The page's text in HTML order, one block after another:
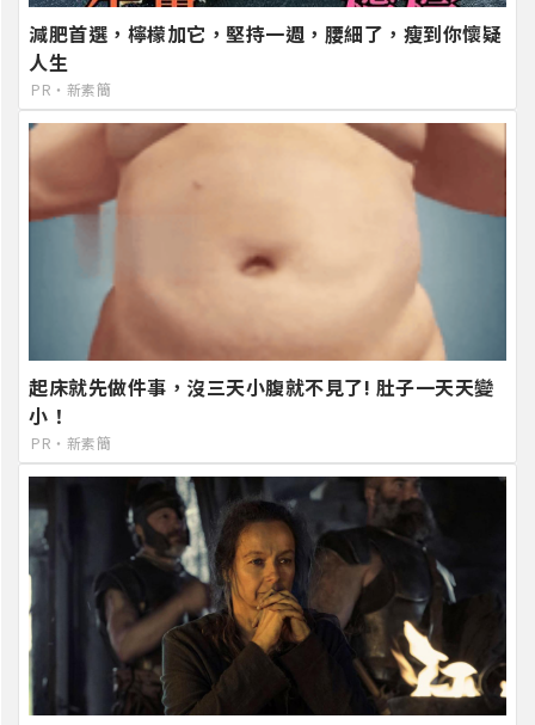
減肥首選，檸檬加它，堅持一週，腰細了，瘦到你懷疑
人生
PR・新素簡
起床就先做件事，沒三天小腹就不見了! 肚子一天天變
小！
PR・新素簡